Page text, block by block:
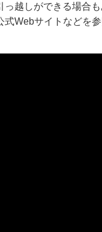
っ越しができる場合
式Webサイトなどを参